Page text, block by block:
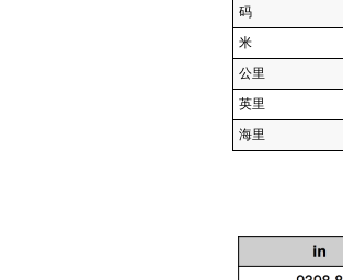
码
米
公里
英里
海里